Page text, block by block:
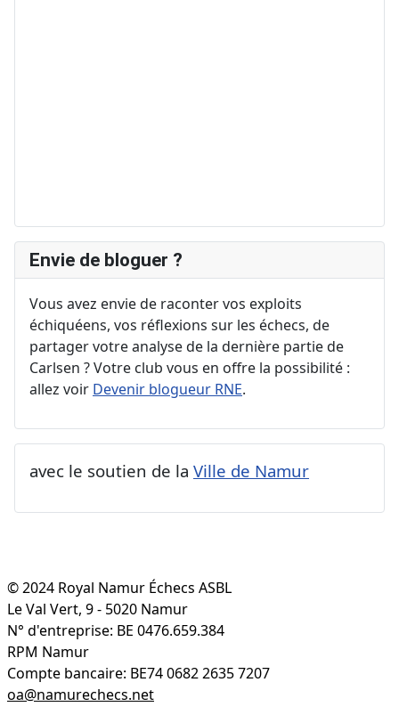
Envie de bloguer ?
Vous avez envie de raconter vos exploits
échiquéens, vos réflexions sur les échecs, de
partager votre analyse de la dernière partie de
Carlsen ? Votre club vous en offre la possibilité :
allez voir Devenir blogueur RNE.
avec le soutien de la Ville de Namur
© 2024 Royal Namur Échecs ASBL
Le Val Vert, 9 - 5020 Namur
N° d'entreprise: BE 0476.659.384
RPM Namur
Compte bancaire: BE74 0682 2635 7207
oa@namurechecs.net